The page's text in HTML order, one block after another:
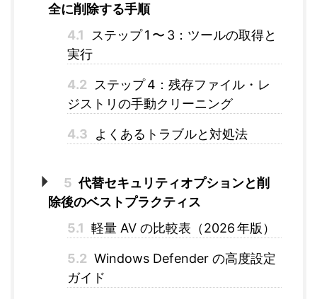
全に削除する手順
4.1
ステップ 1 〜 3：ツールの取得と
実行
4.2
ステップ 4：残存ファイル・レ
ジストリの手動クリーニング
4.3 よくあるトラブルと対処法
5 代替セキュリティオプションと削
除後のベストプラクティス
5.1 軽量 AV の比較表（2026 年版）
5.2 Windows Defender の高度設定
ガイド